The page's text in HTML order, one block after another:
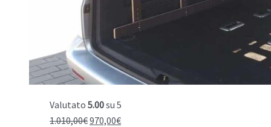
Valutato 5.00su 5
1.010,00€Il
970,00€Il